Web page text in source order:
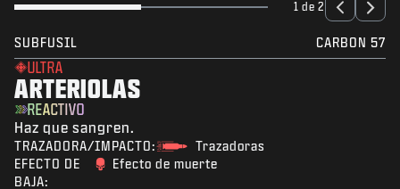
1 de 2
SUBFUSIL CARBON 57
ULTRA
ARTERIOLAS
REACTIVO
Haz que sangren.
TRAZADORA/IMPACTO:
Trazadoras
EFECTO DE
BAJA:
Efecto de muerte